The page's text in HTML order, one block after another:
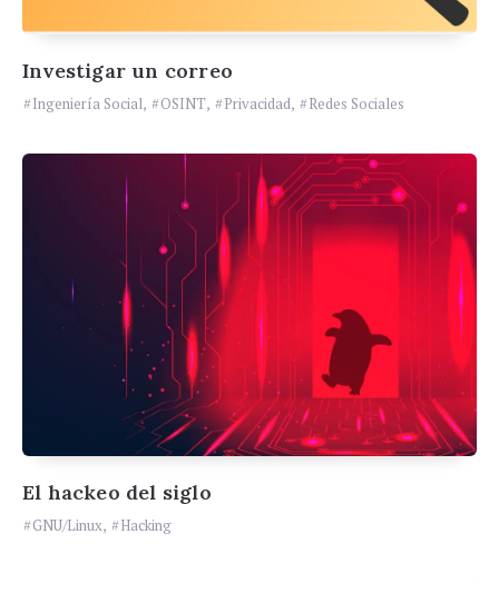
Investigar un correo
Ingeniería Social, OSINT, Privacidad, Redes Sociales
El hackeo del siglo
GNU/Linux, Hacking